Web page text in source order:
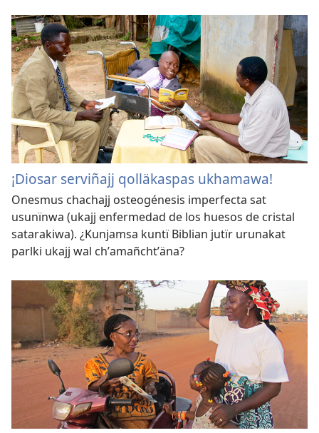
¡Diosar serviñajj qolläkaspas ukhamawa!
Onesmus chachajj osteogénesis imperfecta sat
usunïnwa (ukajj enfermedad de los huesos de cristal
satarakiwa). ¿Kunjamsa kuntï Biblian jutïr urunakat
parlki ukajj wal chʼamañchtʼäna?